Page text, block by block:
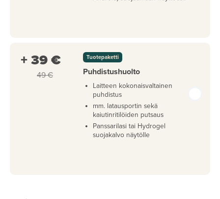
+ 39 €
49 €
Tuotepaketti
Puhdistushuolto
Laitteen kokonaisvaltainen
puhdistus
mm. latausportin sekä
kaiutinritilöiden putsaus
Panssarilasi tai Hydrogel
suojakalvo näytölle